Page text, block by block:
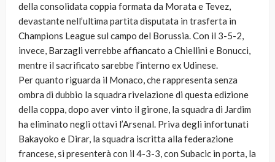
della consolidata coppia formata da Morata e Tevez,
devastante nell’ultima partita disputata in trasferta in
Champions League sul campo del Borussia. Con il 3-5-2,
invece, Barzagli verrebbe affiancato a Chiellini e Bonucci,
mentre il sacrificato sarebbe l’interno ex Udinese.
Per quanto riguarda il Monaco, che rappresenta senza
ombra di dubbio la squadra rivelazione di questa edizione
della coppa, dopo aver vinto il girone, la squadra di Jardim
ha eliminato negli ottavi l’Arsenal. Priva degli infortunati
Bakayoko e Dirar, la squadra iscritta alla federazione
francese, si presenterà con il 4-3-3, con Subacic in porta, la